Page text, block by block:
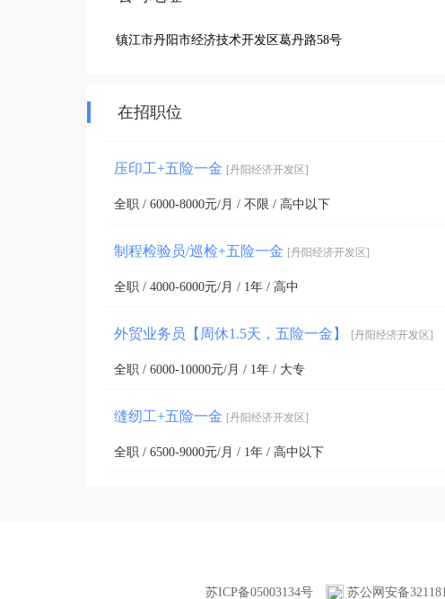
运动类（运动头巾、沙滩巾、运动冷感巾等）；
广泛适用于各种光学、数码、精密电子、游戏机、乐器、
N、芬迪FENDI、路易威登LV、迪奥Dior、宝格丽
国家，一年生产眼镜布2.5亿片，可以绕地球一圈。
自成立以来江苏佳琦依靠过硬的产品质量和优质专业的服
研究投入，厚积薄发，推动超细纤维行业发展，立志打造
镇江市丹阳市经济技术开发区葛丹路58号
在招职位
压印工+五险一金 [丹阳经济开发区]
全职 / 6000-8000元/月 / 不限 / 高中以下
制程检验员/巡检+五险一金 [丹阳经济开发区]
全职 / 4000-6000元/月 / 1年 / 高中
外贸业务员【周休1.5天，五险一金】 [丹阳经济开发区]
全职 / 6000-10000元/月 / 1年 / 大专
缝纫工+五险一金 [丹阳经济开发区]
全职 / 6500-9000元/月 / 1年 / 高中以下
苏ICP备05003134号 苏公网安备